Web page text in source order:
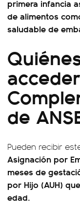
primera infancia
de alimentos
saludable de
de
Pueden recibir
Asignación por
meses de
por Hijo (AUH)
edad.